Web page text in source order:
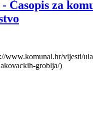
- Časopis za
www.komunal.hr/vijesti/
groblja/)